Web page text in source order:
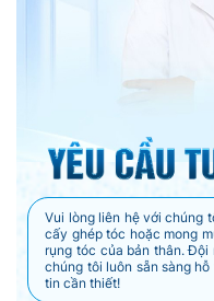
Vui lòng liên hệ với chúng
cấy ghép tóc hoặc mong
rụng tóc của bản thân.
chúng tôi luôn sẵn sàng
tin cần thiết!